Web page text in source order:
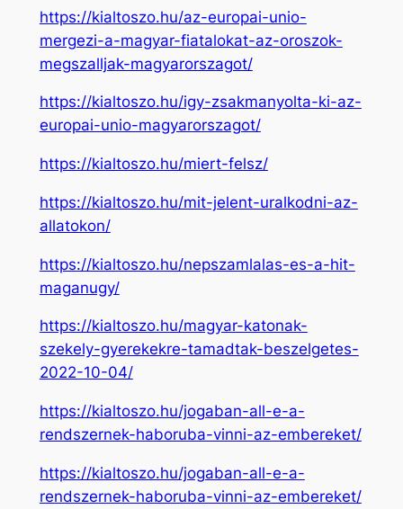
https://kialtoszo.hu/az-europai-unio-
mergezi-a-magyar-fiatalokat-az-oroszok-
megszalljak-magyarorszagot/
https://kialtoszo.hu/igy-zsakmanyolta-ki-az-
europai-unio-magyarorszagot/
https://kialtoszo.hu/miert-felsz/
https://kialtoszo.hu/mit-jelent-uralkodni-az-
allatokon/
https://kialtoszo.hu/nepszamlalas-es-a-hit-
maganugy/
https://kialtoszo.hu/magyar-katonak-
szekely-gyerekekre-tamadtak-beszelgetes-
2022-10-04/
https://kialtoszo.hu/jogaban-all-e-a-
rendszernek-haboruba-vinni-az-embereket/
https://kialtoszo.hu/jogaban-all-e-a-
rendszernek-haboruba-vinni-az-embereket/